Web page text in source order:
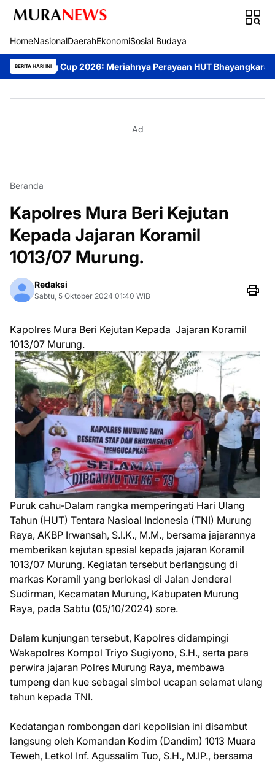
HomeNasionalDaerahEkonomiSosial Budaya
BERITA HARI INI
2026: Meriahnya Perayaan HUT Bhayangkara ke-80 di
Ad
Beranda
Kapolres Mura Beri Kejutan
Kepada Jajaran Koramil
1013/07 Murung.
Redaksi
Sabtu, 5 Oktober 2024 01:40 WIB
Kapolres Mura Beri Kejutan Kepada Jajaran Koramil
1013/07 Murung.
Puruk cahu-Dalam rangka memperingati Hari Ulang
Tahun (HUT) Tentara Nasioal Indonesia (TNI) Murung
Raya, AKBP Irwansah, S.I.K., M.M., bersama jajarannya
memberikan kejutan spesial kepada jajaran Koramil
1013/07 Murung. Kegiatan tersebut berlangsung di
markas Koramil yang berlokasi di Jalan Jenderal
Sudirman, Kecamatan Murung, Kabupaten Murung
Raya, pada Sabtu (05/10/2024) sore.
Dalam kunjungan tersebut, Kapolres didampingi
Wakapolres Kompol Triyo Sugiyono, S.H., serta para
perwira jajaran Polres Murung Raya, membawa
tumpeng dan kue sebagai simbol ucapan selamat ulang
tahun kepada TNI.
Kedatangan rombongan dari kepolisian ini disambut
langsung oleh Komandan Kodim (Dandim) 1013 Muara
Teweh, Letkol Inf. Agussalim Tuo, S.H., M.IP., bersama